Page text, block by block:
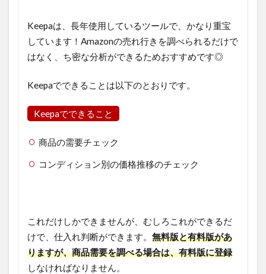
Keepaは、長年使用しているツールで、かなり重宝
しています！Amazonの売れ行きを調べられるだけで
はなく、ち密な分析ができるためおすすめです◎
Keepaでできることは以下のとおりです。
Keepaでできること
商品の需要チェック
コンディション別の価格推移のチェック
これだけしかできませんが、むしろこれができるだ
けで、仕入れ判断ができます。 無料版と有料版があ
りますが、商品需要を調べる場合は、有料版に登録
しなければなりません。